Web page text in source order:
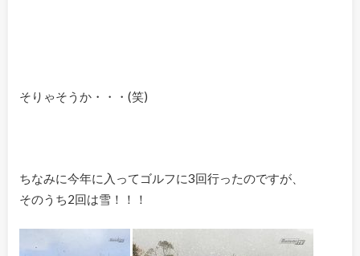
そりゃそうか・・・(笑)
ちなみに今年に入ってゴルフに3回行ったのですが、
そのうち2回は雪！！！